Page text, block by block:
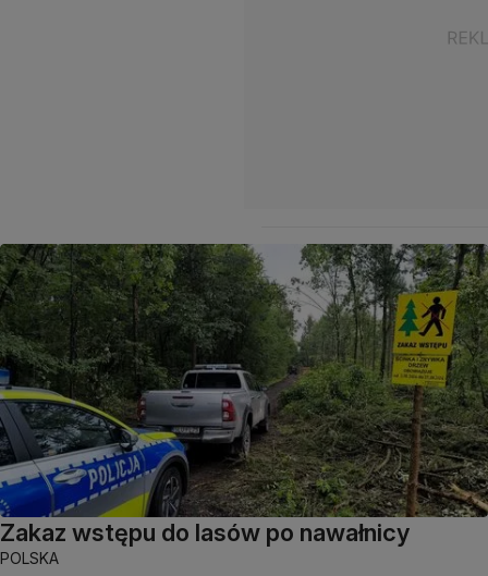
Zakaz wstępu do lasów po nawałnicy
POLSKA